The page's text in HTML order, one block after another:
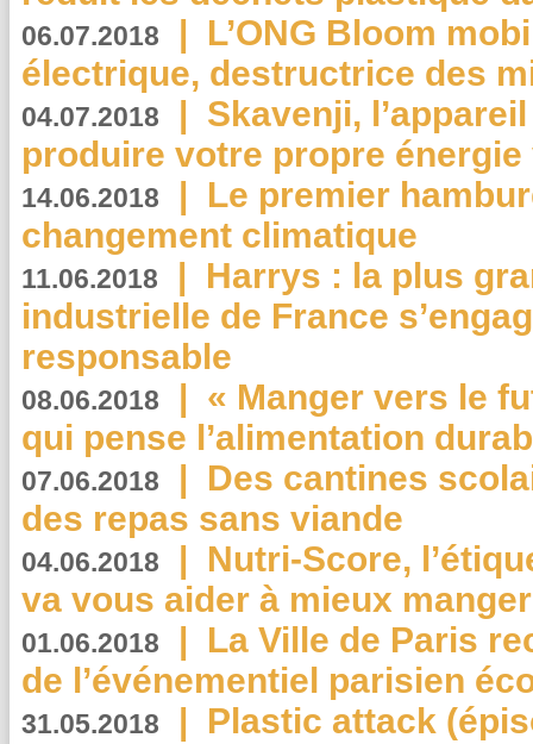
06.07.2018 | L’ONG Bloom
électrique, destructrice des
04.07.2018 | Skavenji,
produire votre propre
14.06.2018 | Le premier
changement climatique
11.06.2018 | Harrys : la plus
industrielle de France
responsable
08.06.2018 | « Manger vers le
qui pense l’alimentation
07.06.2018 | Des cantines
des repas sans viande
04.06.2018 | Nutri-Score,
va vous aider à mieux
01.06.2018 | La Ville de Paris
de l’événementiel parisien
31.05.2018 | Plastic attack